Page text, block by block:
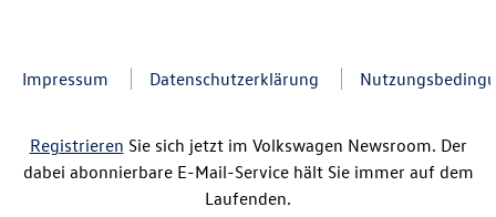
Impressum Datenschutzerklärung
Registrieren Sie sich jetzt im Volkswagen Newsroom. Der
dabei abonnierbare E-Mail-Service hält Sie immer auf dem
Laufenden.